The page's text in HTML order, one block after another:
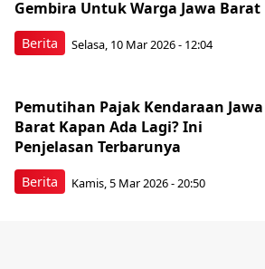
Berita
Gembira Untuk Warga Jawa Barat
Selasa, 10 Mar 2026 - 12:04
Berita
Pemutihan Pajak Kendaraan Jawa
Barat Kapan Ada Lagi? Ini
Penjelasan Terbarunya
Kamis, 5 Mar 2026 - 20:50